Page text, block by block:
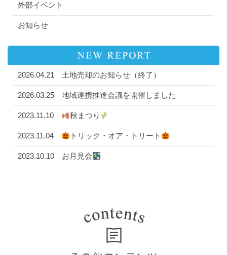
外部イベント
お知らせ
2026.04.21 土地売却のお知らせ（終了）
2026.03.25 地域連携推進会議を開催しました
2023.11.10 秋まつり
2023.11.04 トリック・オア・トリート
2023.10.10 お月見会